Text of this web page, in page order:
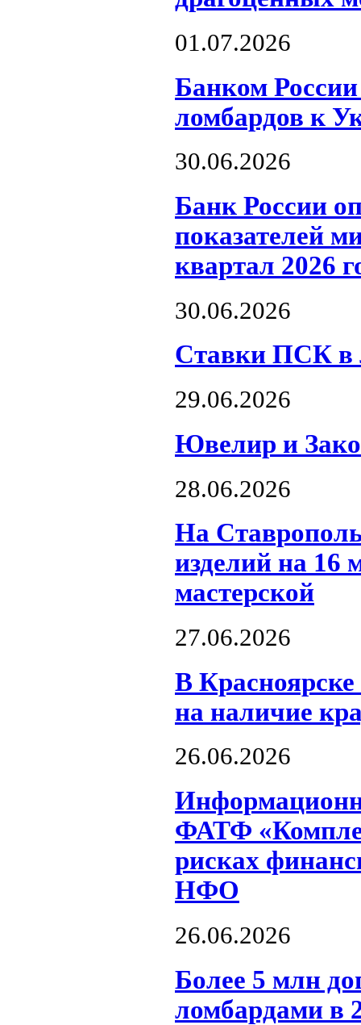
01.07.2026
Банком
ломбардов к
30.06.2026
Банк России
показателей
квартал 2026
30.06.2026
Ставки ПСК в
29.06.2026
Ювелир и
28.06.2026
На
изделий на 16
мастерской
27.06.2026
В
на наличие
26.06.2026
ФАТФ
рисках
НФО
26.06.2026
Более 5 млн
ломбардами в